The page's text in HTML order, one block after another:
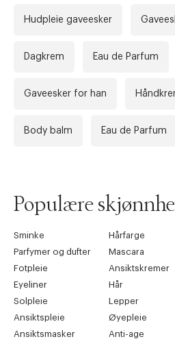
Hudpleie gaveesker
Dagkrem Eau de Parfum
Gaveesker for han
Body balm Eau de Parfum
Populære
Sminke Hårfarge
Parfymer og dufter
Mascara
Fotpleie
Ansiktskremer
Eyeliner
Hår
Solpleie
Lepper
Ansiktspleie
Øyepleie
Ansiktsmasker
Anti-age